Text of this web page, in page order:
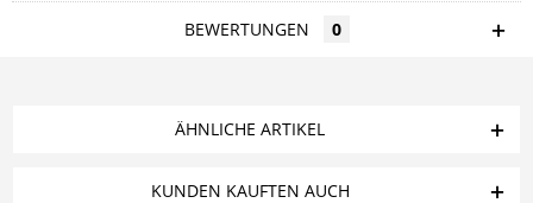
BEWERTUNGEN 0
ÄHNLICHE ARTIKEL
KUNDEN KAUFTEN AUCH